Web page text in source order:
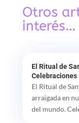
Otros
interés…
El Ritual de
Celebraciones
El Ritual de
arraigada en
del mundo.